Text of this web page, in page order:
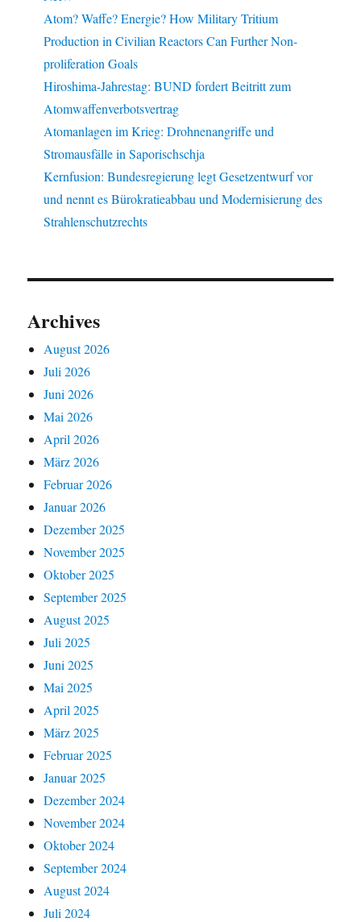
Atom? Waffe? Energie? How Military Tritium
Production in Civilian Reactors Can Further Non-
proliferation Goals
Hiroshima-Jahrestag: BUND fordert Beitritt zum
Atomwaffenverbotsvertrag
Atomanlagen im Krieg: Drohnenangriffe und
Stromausfälle in Saporischschja
Kernfusion: Bundesregierung legt Gesetzentwurf vor
und nennt es Bürokratieabbau und Modernisierung des
Strahlenschutzrechts
Archives
August 2026
Juli 2026
Juni 2026
Mai 2026
April 2026
März 2026
Februar 2026
Januar 2026
Dezember 2025
November 2025
Oktober 2025
September 2025
August 2025
Juli 2025
Juni 2025
Mai 2025
April 2025
März 2025
Februar 2025
Januar 2025
Dezember 2024
November 2024
Oktober 2024
September 2024
August 2024
Juli 2024